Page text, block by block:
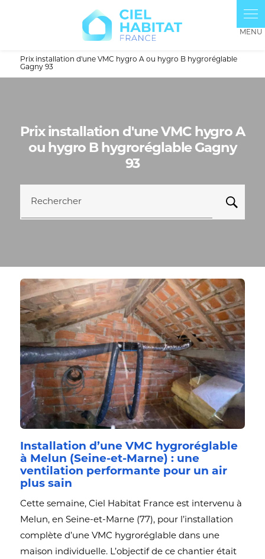
Prix installation d'une VMC hygro A ou hygro B hygroréglable
Gagny 93
Prix installation d'une VMC hygro A
ou hygro B hygroréglable Gagny
93
Rechercher
Installation d’une VMC hygroréglable
à Melun (Seine-et-Marne) : une
ventilation performante pour un air
plus sain
Cette semaine, Ciel Habitat France est intervenu à
Melun, en Seine-et-Marne (77), pour l’installation
complète d’une VMC hygroréglable dans une
maison individuelle. L’objectif de ce chantier était